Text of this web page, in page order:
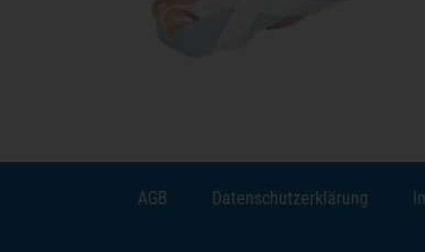
AGB Datenschutzerklärung